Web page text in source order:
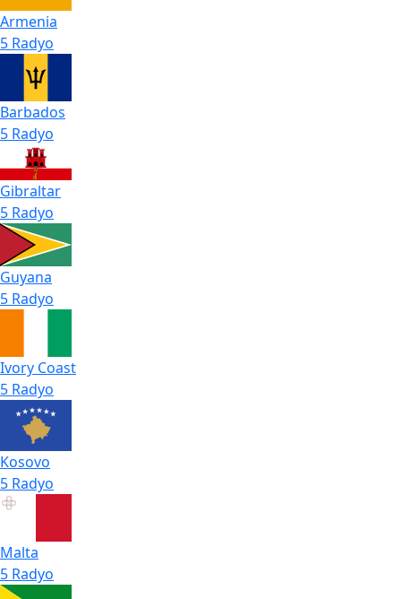
Armenia
5 Radyo
Barbados
5 Radyo
Gibraltar
5 Radyo
Guyana
5 Radyo
Ivory Coast
5 Radyo
Kosovo
5 Radyo
Malta
5 Radyo